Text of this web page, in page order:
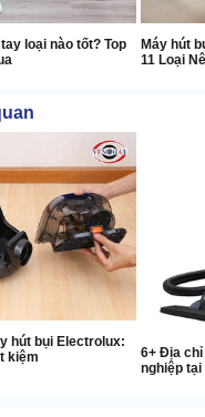
loại nào tốt? Top
Máy hút
11 Loại
hút bụi Electrolux:
kiệm
6+ Địa chỉ
nghiệp tại